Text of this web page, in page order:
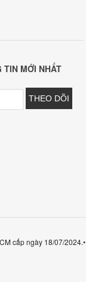
TIN MỚI NHẤT
cấp ngày 18/07/2024.•